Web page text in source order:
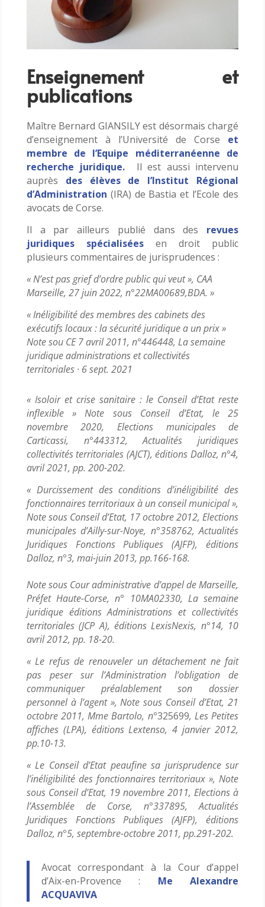
Enseignement et
publications
Maître Bernard GIANSILY est désormais chargé
d’enseignement à l’Université de Corse et
membre de l’Equipe méditerranéenne de
recherche juridique. Il est aussi intervenu
auprès des élèves de l’Institut Régional
d’Administration (IRA) de Bastiaet l’Ecole des
avocats de Corse.
Il a par ailleurs publié dans des revues
juridiques spécialiséesen droit public
plusieurs commentaires de jurisprudences :
« N’est pas grief d’ordre public qui veut », CAA
Marseille, 27 juin 2022, n°22MA00689,BDA. »
« Inéligibilité des membres des cabinets des
exécutifs locaux : la sécurité juridique a un prix »
Note sou CE 7 avril 2011, n°446448, La semaine
juridique administrations et collectivités
territoriales · 6 sept. 2021
« Isoloir et crise sanitaire : le Conseil d’Etat reste
inflexible » Note sous Conseil d’Etat, le 25
novembre 2020, Elections municipales de
Carticassi, n°443312, Actualités juridiques
collectivités territoriales (AJCT), éditions Dalloz, n°4,
avril 2021, pp. 200-202.
« Durcissement des conditions d’inéligibilité des
fonctionnaires territoriaux à un conseil municipal »,
Note sous Conseil d’Etat, 17 octobre 2012, Elections
municipales d’Ailly-sur-Noye, n°358762, Actualités
Juridiques Fonctions Publiques (AJFP), éditions
Dalloz, n°3, mai-juin 2013, pp.166-168.
Note sous Cour administrative d’appel de Marseille,
Préfet Haute-Corse, n° 10MA02330, La semaine
juridique éditions Administrations et collectivités
territoriales (JCP A), éditions LexisNexis, n°14, 10
avril 2012, pp. 18-20.
« Le refus de renouveler un détachement ne fait
pas peser sur l’Administration l’obligation de
communiquer préalablement son dossier
personnel à l’agent », Note sous Conseil d’Etat, 21
octobre 2011, Mme Bartolo, n°325699, Les Petites
affiches (LPA), éditions Lextenso, 4 janvier 2012,
pp.10-13.
« Le Conseil d’Etat peaufine sa jurisprudence sur
l’inéligibilité des fonctionnaires territoriaux », Note
sous Conseil d’Etat, 19 novembre 2011, Elections à
l’Assemblée de Corse, n°337895, Actualités
Juridiques Fonctions Publiques (AJFP), éditions
Dalloz, n°5, septembre-octobre 2011, pp.291-202.
Avocat correspondant à la Cour d’appel
d’Aix-en-Provence : Me Alexandre
ACQUAVIVA